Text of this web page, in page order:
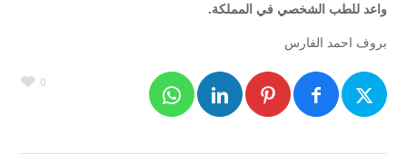
واعد للطب الشخصي في المملكة.
بروف احمد الفارس
0